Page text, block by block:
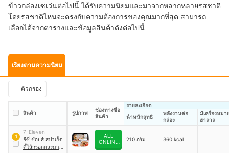
ข้าวกล่องเซเว่นต่อไปนี้ ได้รับความนิยมและมาจากหลากหลายรสชาติ
โดยรสชาติไหนจะตรงกับความต้องการของคุณมากที่สุด สามารถ
เลือกได้จากตารางและข้อมูลสินค้าดังต่อไปนี้
เรียงตามความนิยม
ตัวกรอง
สินค้า รูปภาพ
ช่องทางซื้อ
สินค้า
รายละเอียด
น้ำหนักสุทธิ
พลังงานต่อ
กล่อง
มีเครื่องหมา
ฮาลาล
1
7-Eleven
อีซี่ ช้อยส์ สปาเก็ต
ตี้ไส้กรอกและมาร์
ALL
ONLINE
210 กรัม 360 kcal